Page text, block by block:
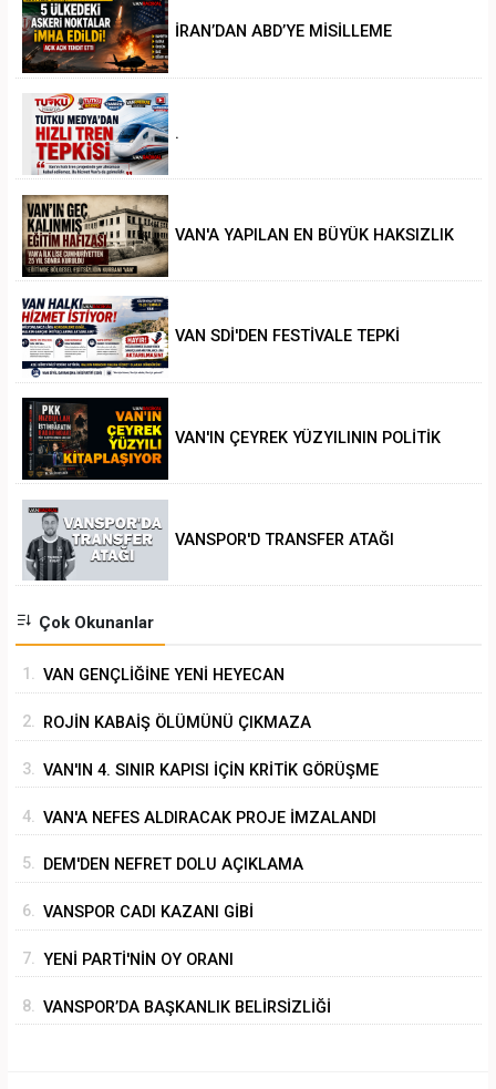
İRAN’DAN ABD’YE MİSİLLEME
.
VAN'A YAPILAN EN BÜYÜK HAKSIZLIK
VAN SDİ'DEN FESTİVALE TEPKİ
VAN'IN ÇEYREK YÜZYILININ POLİTİK
VANSPOR'D TRANSFER ATAĞI
Çok Okunanlar
1. VAN GENÇLİĞİNE YENİ HEYECAN
2. ROJİN KABAİŞ ÖLÜMÜNÜ ÇIKMAZA
3. VAN'IN 4. SINIR KAPISI İÇİN KRİTİK GÖRÜŞME
4. VAN'A NEFES ALDIRACAK PROJE İMZALANDI
5. DEM'DEN NEFRET DOLU AÇIKLAMA
6. VANSPOR CADI KAZANI GİBİ
7. YENİ PARTİ'NİN OY ORANI
8. VANSPOR’DA BAŞKANLIK BELİRSİZLİĞİ